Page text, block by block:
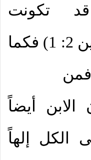
تكونت
الدهور(قارن عبرانيين 2: 1) فكما
فمن
أيضاً
الكل إلهاً